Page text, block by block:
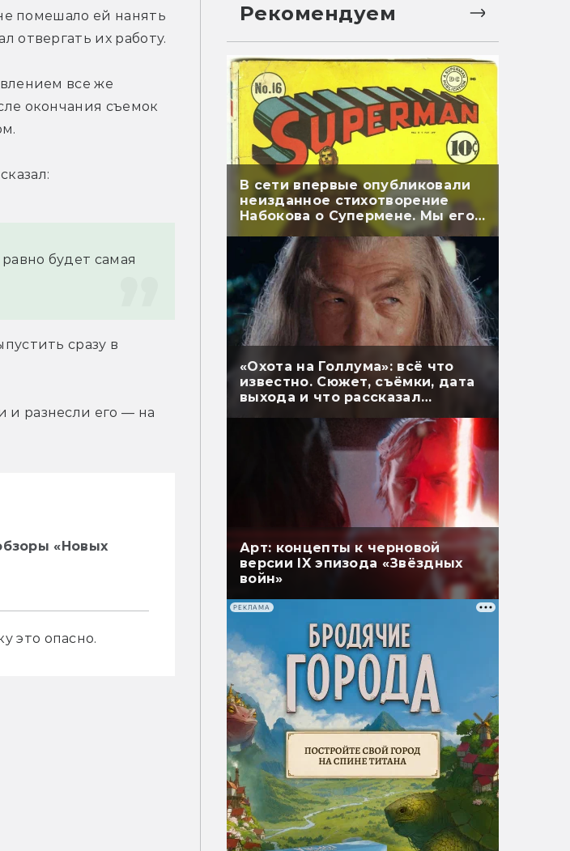
помешало ей нанять
отвергать их работу.
все же
окончания съемок
будет самая
сразу в
и разнесли его — на
«Новых
это опасно.
Рекомендуем
В сети впервые опубликовали
неизданное стихотворение
Набокова о Супермене. Мы его
перевели
«Охота на Голлума»: всё что
известно. Сюжет, съёмки, дата
выхода и что рассказал
Арт: концепты к черновой
версии IX эпизода «Звёздных
войн»
РЕКЛАМА